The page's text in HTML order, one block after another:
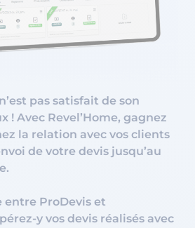
pas satisfait de son
! Avec Revel’Home, gagnez
la relation avec vos clients
de votre devis jusqu’au
entre ProDevis et
y vos devis réalisés avec